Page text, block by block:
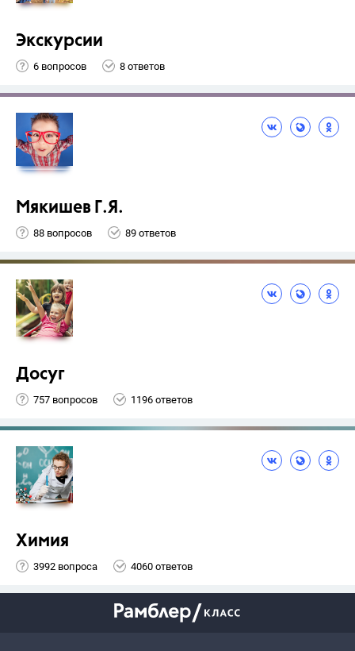
Экскурсии
6 вопросов 8 ответов
Мякишев Г.Я.
88 вопросов 89 ответов
Досуг
757 вопросов 1196 ответов
Химия
3992 вопроса 4060 ответов